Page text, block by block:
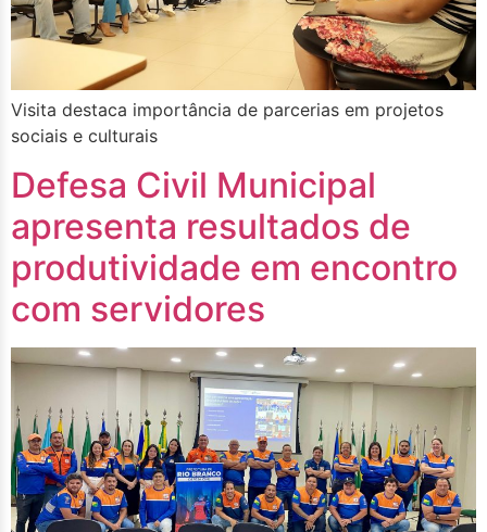
Visita destaca importância de parcerias em projetos
sociais e culturais
Defesa Civil Municipal
apresenta resultados de
produtividade em encontro
com servidores